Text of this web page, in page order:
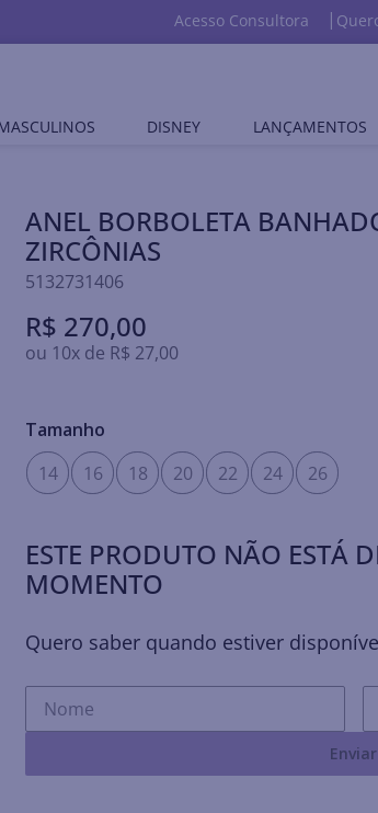
Acesso Consultora
DISNEY LANÇAMENTOS
ANEL BORBOLETA
ZIRCÔNIAS
5132731406
R$ 270,00
ou 10x de R$ 27,00
Tamanho
14
16 18 20 22 24 26
ESTE PRODUTO NÃO ESTÁ
MOMENTO
Quero saber quando estiver
Enviar